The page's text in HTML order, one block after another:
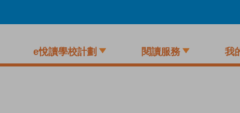
e悅讀學校計劃 閱讀服務 我